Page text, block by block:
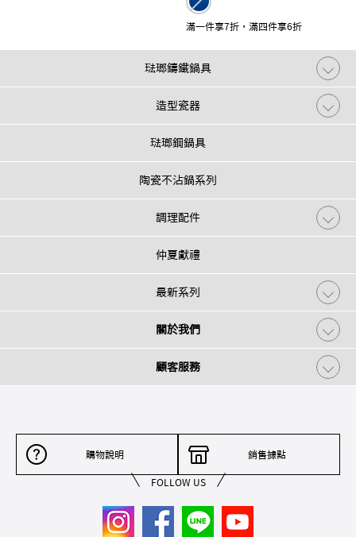
滿一件享7折，滿四件享6折
琺瑯鑄鐵鍋具
造型瓷器
琺瑯鋼鍋具
陶瓷不沾鍋系列
調理配件
仲夏獻禮
最新系列
關於我們
顧客服務
購物說明 銷售據點
FOLLOW US